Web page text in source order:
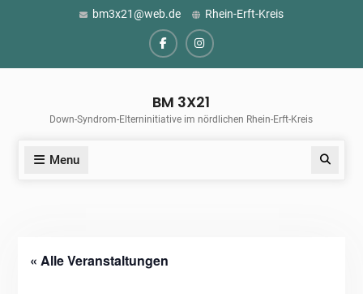
bm3x21@web.de Rhein-Erft-Kreis
FacebookInstagram
BM 3X21
Down-Syndrom-Elterninitiative im nördlichen Rhein-Erft-Kreis
Menu Search
« Alle Veranstaltungen